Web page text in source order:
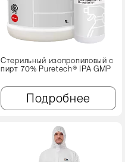
Стерильный изопропиловый с
пирт 70% Puretech® IPA GMP
Подробнее